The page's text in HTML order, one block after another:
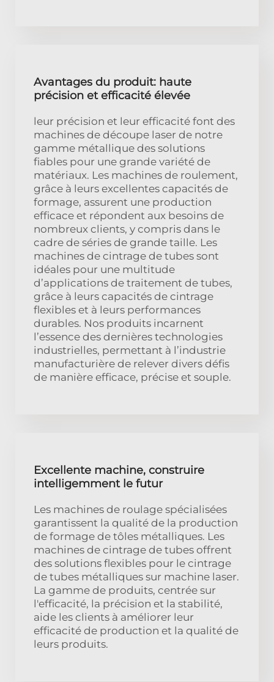
Avantages du produit: haute
précision et efficacité élevée
leur précision et leur efficacité font des
machines de découpe laser de notre
gamme métallique des solutions
fiables pour une grande variété de
matériaux. Les machines de roulement,
grâce à leurs excellentes capacités de
formage, assurent une production
efficace et répondent aux besoins de
nombreux clients, y compris dans le
cadre de séries de grande taille. Les
machines de cintrage de tubes sont
idéales pour une multitude
d’applications de traitement de tubes,
grâce à leurs capacités de cintrage
flexibles et à leurs performances
durables. Nos produits incarnent
l’essence des dernières technologies
industrielles, permettant à l’industrie
manufacturière de relever divers défis
de manière efficace, précise et souple.
Excellente machine, construire
intelligemment le futur
Les machines de roulage spécialisées
garantissent la qualité de la production
de formage de tôles métalliques. Les
machines de cintrage de tubes offrent
des solutions flexibles pour le cintrage
de tubes métalliques sur machine laser.
La gamme de produits, centrée sur
l'efficacité, la précision et la stabilité,
aide les clients à améliorer leur
efficacité de production et la qualité de
leurs produits.